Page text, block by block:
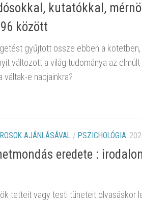
kutatókkal,
között
gyűjtött össze ebben a kötetben,
változott a világ tudománya az
váltak-e napjainkra?
AJÁNLÁSÁVAL / PSZICHOLÓGIA
eredete :
tetteit vagy testi tüneteit olvasáskor